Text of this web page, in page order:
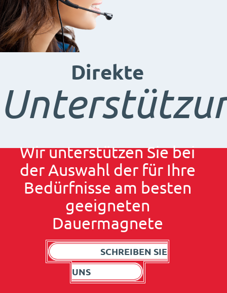
Direkte
Wir unterstützen Sie bei
der Auswahl der für Ihre
Bedürfnisse am besten
geeigneten
Dauermagnete
SCHREIBEN SIE
UNS